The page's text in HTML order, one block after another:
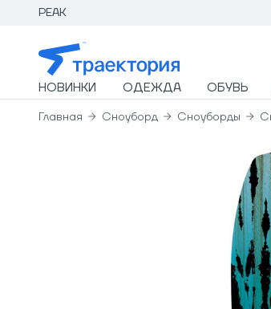
PEAK
НОВИНКИ ОДЕЖДА ОБУВЬ
Главная Сноуборд Сноуборды